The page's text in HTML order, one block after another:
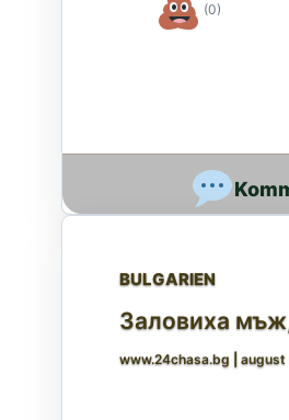
(0)
BULGARIEN
Заловиха
www.24chasa.bg august